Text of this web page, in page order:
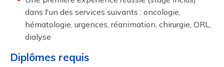
dans l'un des services suivants : oncologie,
hématologie, urgences, réanimation, chirurgie, ORL,
dialyse
Diplômes requis